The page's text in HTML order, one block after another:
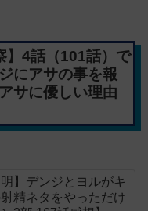
】4話（101話）で
にアサの事を報
サに優しい理由
明】デンジとヨルがキ
精ネタをやっただけ